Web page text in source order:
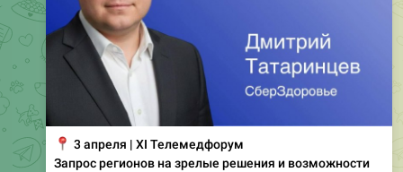
3 апреля | XI Телемедфорум
Запрос регионов на зрелые решения и возможности